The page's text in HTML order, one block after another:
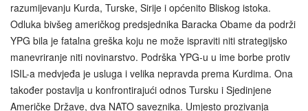
razumijevanju Kurda, Turske, Sirije i općenito Bliskog istoka.
Odluka bivšeg američkog predsjednika Baracka Obame da podrži
YPG bila je fatalna greška koju ne može ispraviti niti strategijsko
manevriranje niti novinarstvo. Podrška YPG-u u ime borbe protiv
ISIL-a medvjeđa je usluga i velika nepravda prema Kurdima. Ona
također postavlja u konfrontirajući odnos Tursku i Sjedinjene
Američke Države, dva NATO saveznika. Umjesto prozivanja